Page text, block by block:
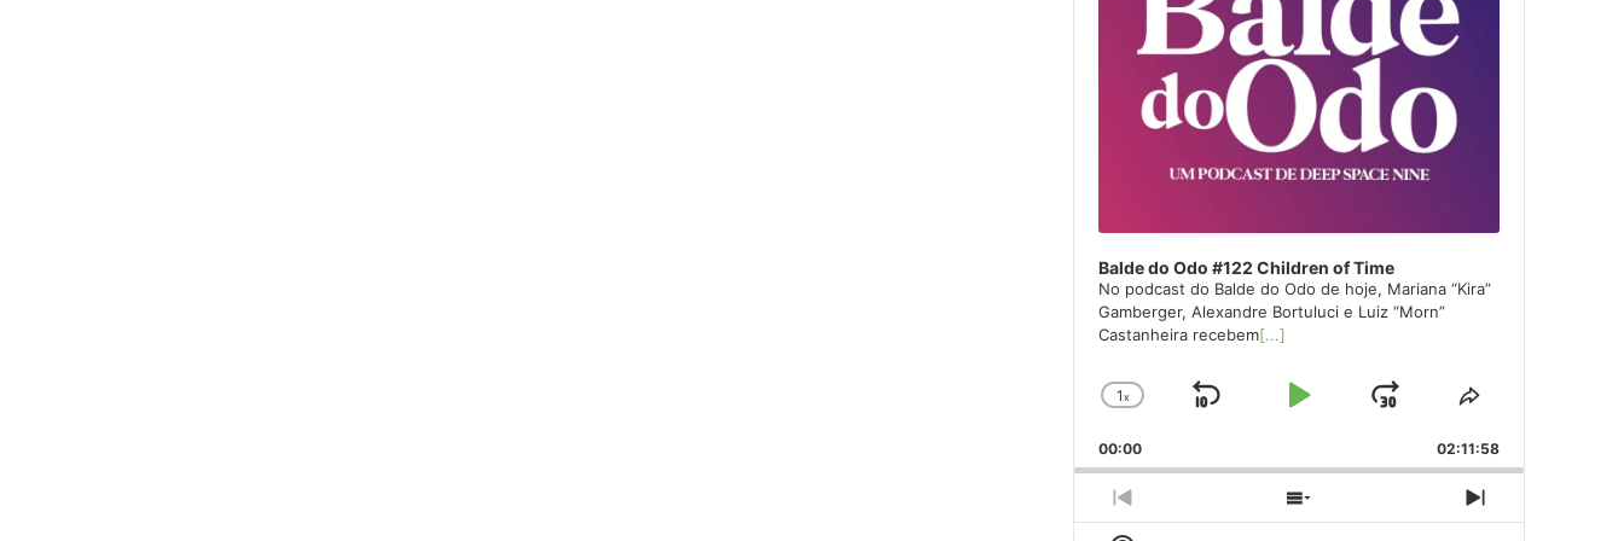
Balde do Odo #122 Children of Time
No podcast do Balde do Odo de hoje, Mariana “Kira”
Gamberger, Alexandre Bortuluci e Luiz “Morn”
Castanheira recebem[...]
Change
Rate
1x
Skip
Play
Jump
Forward
Share
Episode
00:00 02:11:58
Previous
Episode
Show
Next